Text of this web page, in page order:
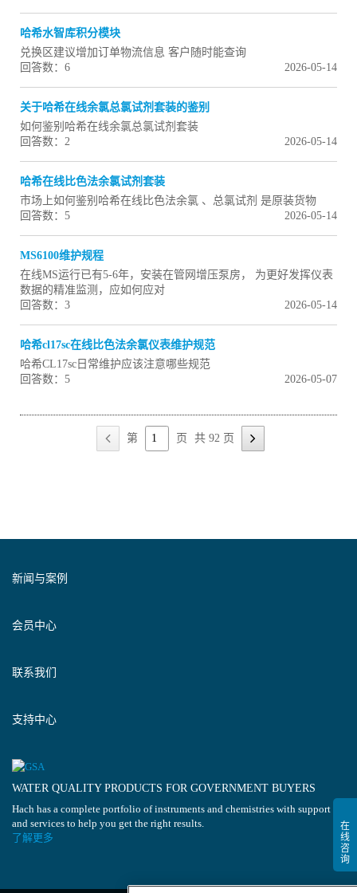
哈希水智库积分模块
兑换区建议增加订单物流信息 客户随时能查询
2026-05-14
回答数：6
关于哈希在线余氯总氯试剂套装的鉴别
如何鉴别哈希在线余氯总氯试剂套装
2026-05-14
回答数：2
哈希在线比色法余氯试剂套装
市场上如何鉴别哈希在线比色法余氯 、总氯试剂 是原装货物
2026-05-14
回答数：5
MS6100维护规程
在线MS运行已有5-6年，安装在管网增压泵房， 为更好发挥仪表
数据的精准监测，应如何应对
2026-05-14
回答数：3
哈希cl17sc在线比色法余氯仪表维护规范
哈希CL17sc日常维护应该注意哪些规范
2026-05-07
回答数：5
第 页 共 92 页
新闻与案例
会员中心
联系我们
支持中心
WATER QUALITY PRODUCTS FOR GOVERNMENT BUYERS
Hach has a complete portfolio of instruments and chemistries with support
and services to help you get the right results.
了解更多